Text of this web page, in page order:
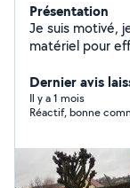
Présentation
Je suis motivé,
matériel pour
Dernier avis
Il y a 1 mois
Réactif, bonne